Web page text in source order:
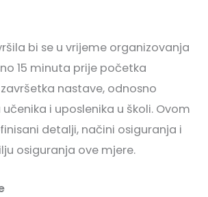
bi se u vrijeme organizovanja
15 minuta prije početka
nastave, odnosno
i uposlenika u školi. Ovom
detalji, načini osiguranja i
osiguranja ove mjere.